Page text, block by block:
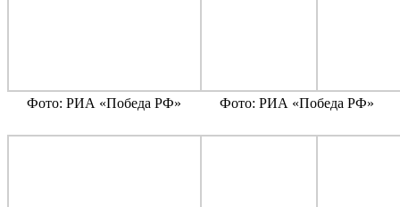
Фото: РИА «Победа РФ» Фото: РИА «Победа РФ»